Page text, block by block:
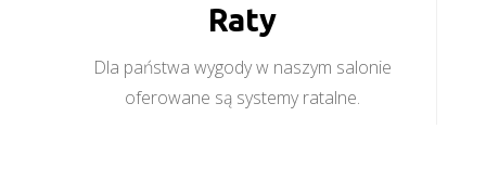
Raty
Dla państwa wygody w naszym salonie
oferowane są systemy ratalne.